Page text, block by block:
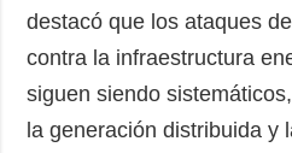
destacó que los ataques
contra la infraestructura
siguen siendo
la generación distribuida y